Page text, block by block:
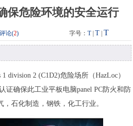
保危险环境的安全运行
论(2) 字号： T| T T
division 2 (C1D2)危险场所（HazLoc）
证确保此工业平板电脑panel PC防火和防
石化制造，钢铁，化工行业。